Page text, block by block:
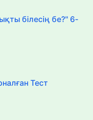
білесің бе?" 6-
Тест